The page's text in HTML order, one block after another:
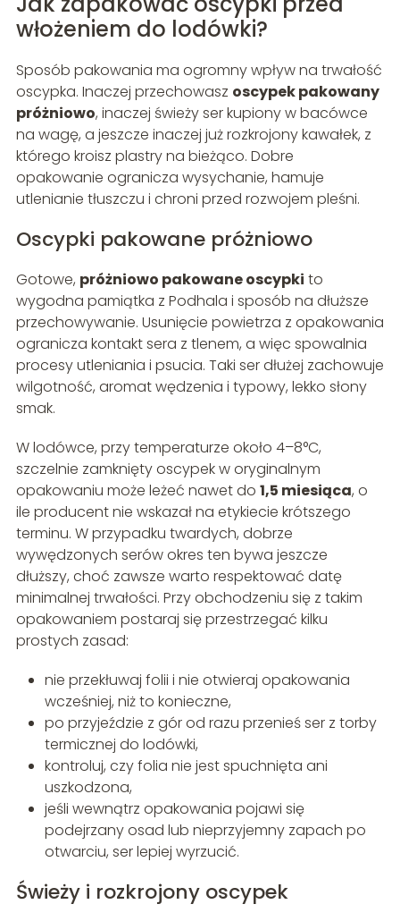
włożeniem do lodówki?
Sposób pakowania ma ogromny wpływ na trwałość
oscypka. Inaczej przechowasz oscypek pakowany
próżniowo, inaczej świeży ser kupiony w bacówce
na wagę, a jeszcze inaczej już rozkrojony kawałek, z
którego kroisz plastry na bieżąco. Dobre
opakowanie ogranicza wysychanie, hamuje
utlenianie tłuszczu i chroni przed rozwojem pleśni.
Oscypki pakowane próżniowo
Gotowe, próżniowo pakowane oscypki to
wygodna pamiątka z Podhala i sposób na dłuższe
przechowywanie. Usunięcie powietrza z opakowania
ogranicza kontakt sera z tlenem, a więc spowalnia
procesy utleniania i psucia. Taki ser dłużej zachowuje
wilgotność, aromat wędzenia i typowy, lekko słony
smak.
W lodówce, przy temperaturze około 4–8°C,
szczelnie zamknięty oscypek w oryginalnym
opakowaniu może leżeć nawet do 1,5 miesiąca, o
ile producent nie wskazał na etykiecie krótszego
terminu. W przypadku twardych, dobrze
wywędzonych serów okres ten bywa jeszcze
dłuższy, choć zawsze warto respektować datę
minimalnej trwałości. Przy obchodzeniu się z takim
opakowaniem postaraj się przestrzegać kilku
prostych zasad:
nie przekłuwaj folii i nie otwieraj opakowania
wcześniej, niż to konieczne,
po przyjeździe z gór od razu przenieś ser z torby
termicznej do lodówki,
kontroluj, czy folia nie jest spuchnięta ani
uszkodzona,
jeśli wewnątrz opakowania pojawi się
podejrzany osad lub nieprzyjemny zapach po
otwarciu, ser lepiej wyrzucić.
Świeży i rozkrojony oscypek